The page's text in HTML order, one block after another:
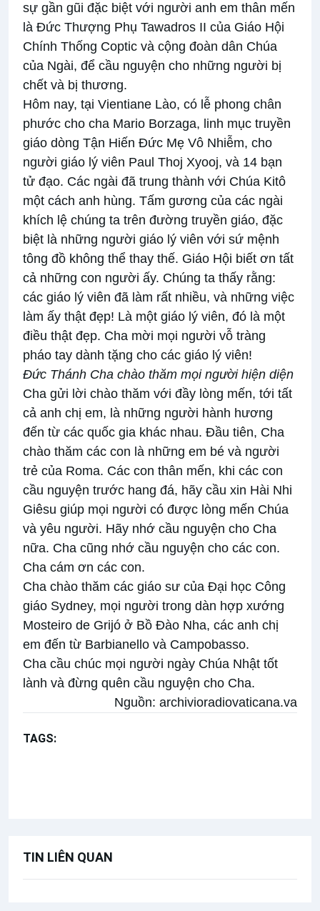
sự gần gũi đặc biệt với người anh em thân mến
là Đức Thượng Phụ Tawadros II của Giáo Hội
Chính Thống Coptic và cộng đoàn dân Chúa
của Ngài, để cầu nguyện cho những người bị
chết và bị thương.
Hôm nay, tại Vientiane Lào, có lễ phong chân
phước cho cha Mario Borzaga, linh mục truyền
giáo dòng Tận Hiến Đức Mẹ Vô Nhiễm, cho
người giáo lý viên Paul Thoj Xyooj, và 14 bạn
tử đạo. Các ngài đã trung thành với Chúa Kitô
một cách anh hùng. Tấm gương của các ngài
khích lệ chúng ta trên đường truyền giáo, đặc
biệt là những người giáo lý viên với sứ mệnh
tông đồ không thể thay thế. Giáo Hội biết ơn tất
cả những con người ấy. Chúng ta thấy rằng:
các giáo lý viên đã làm rất nhiều, và những việc
làm ấy thật đẹp! Là một giáo lý viên, đó là một
điều thật đẹp. Cha mời mọi người vỗ tràng
pháo tay dành tặng cho các giáo lý viên!
Đức Thánh Cha chào thăm mọi người hiện diện
Cha gửi lời chào thăm với đầy lòng mến, tới tất
cả anh chị em, là những người hành hương
đến từ các quốc gia khác nhau. Đầu tiên, Cha
chào thăm các con là những em bé và người
trẻ của Roma. Các con thân mến, khi các con
cầu nguyện trước hang đá, hãy cầu xin Hài Nhi
Giêsu giúp mọi người có được lòng mến Chúa
và yêu người. Hãy nhớ cầu nguyện cho Cha
nữa. Cha cũng nhớ cầu nguyện cho các con.
Cha cám ơn các con.
Cha chào thăm các giáo sư của Đại học Công
giáo Sydney, mọi người trong dàn hợp xướng
Mosteiro de Grijó ở Bồ Đào Nha, các anh chị
em đến từ Barbianello và Campobasso.
Cha cầu chúc mọi người ngày Chúa Nhật tốt
lành và đừng quên cầu nguyện cho Cha.
Nguồn: archivioradiovaticana.va
TAGS:
TIN LIÊN QUAN